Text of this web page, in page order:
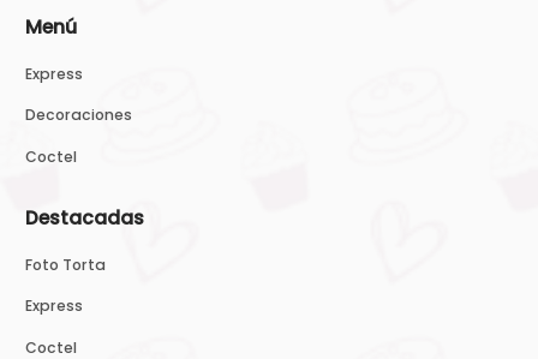
Menú
Express
Decoraciones
Coctel
Destacadas
Foto Torta
Express
Coctel